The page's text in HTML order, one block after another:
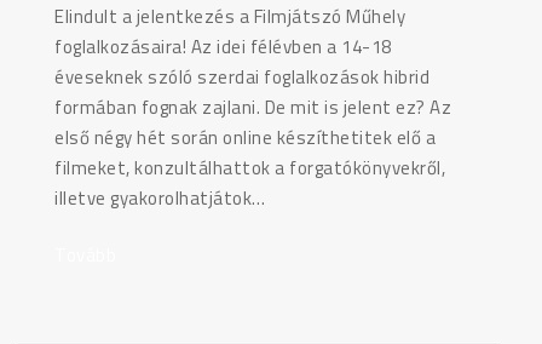
Elindult a jelentkezés a Filmjátszó Műhely
foglalkozásaira! Az idei félévben a 14-18
éveseknek szóló szerdai foglalkozások hibrid
formában fognak zajlani. De mit is jelent ez? Az
első négy hét során online készíthetitek elő a
filmeket, konzultálhattok a forgatókönyvekről,
illetve gyakorolhatjátok…